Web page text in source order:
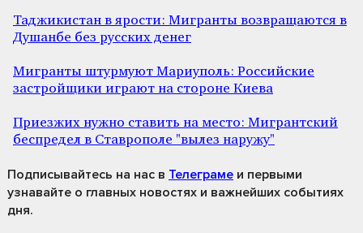
Таджикистан в ярости: Мигранты возвращаются в
Душанбе без русских денег
Мигранты штурмуют Мариуполь: Российские
застройщики играют на стороне Киева
Приезжих нужно ставить на место: Мигрантский
беспредел в Ставрополе "вылез наружу"
Подписывайтесь на нас в Телеграме и первыми
узнавайте о главных новостях и важнейших событиях
дня.